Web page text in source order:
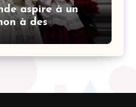
aspire à un
à des